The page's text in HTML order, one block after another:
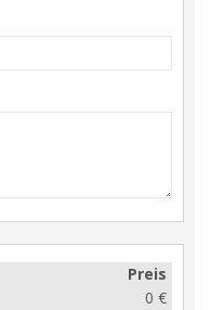
Preis
0 €